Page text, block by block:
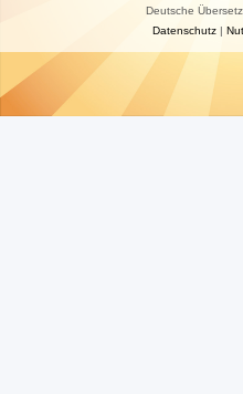
Deutsche
Datenschutz|